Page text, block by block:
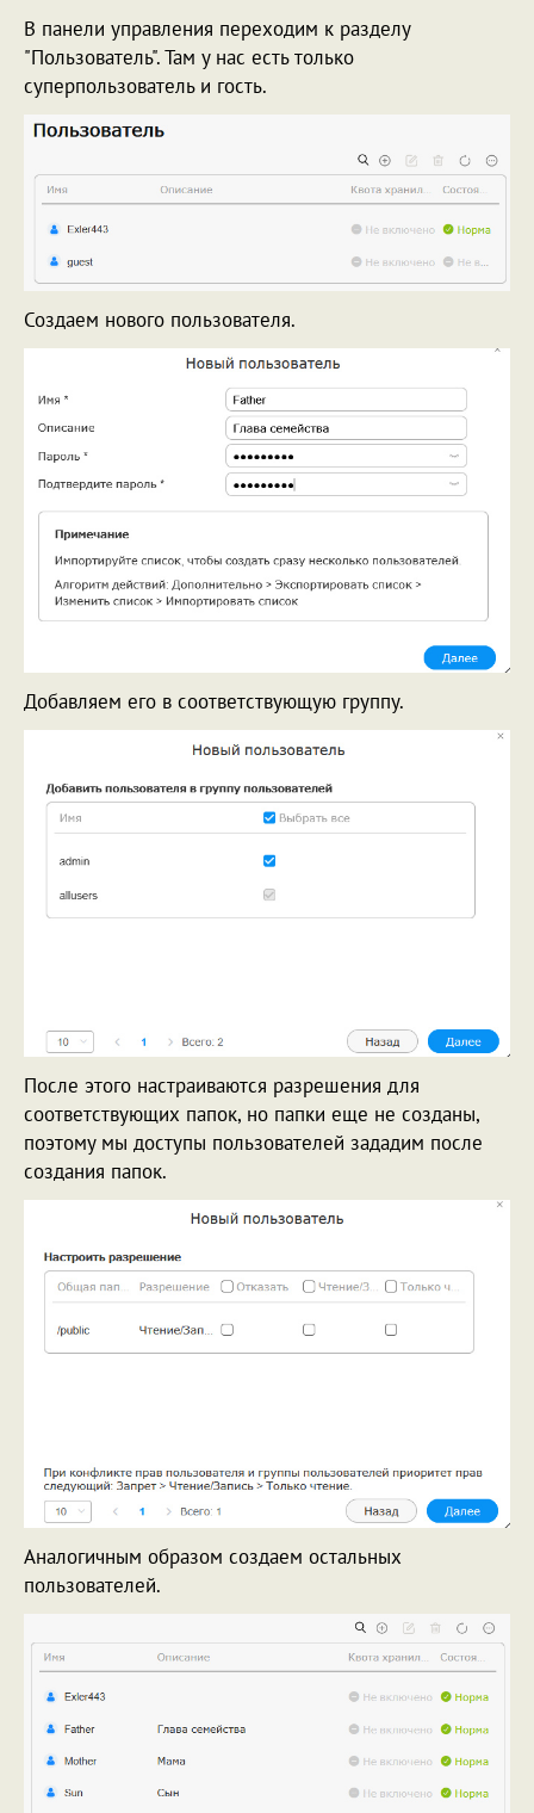
В панели управления переходим к разделу
"Пользователь". Там у нас есть только
суперпользователь и гость.
Создаем нового пользователя.
Добавляем его в соответствующую группу.
После этого настраиваются разрешения для
соответствующих папок, но папки еще не созданы,
поэтому мы доступы пользователей зададим после
создания папок.
Аналогичным образом создаем остальных
пользователей.